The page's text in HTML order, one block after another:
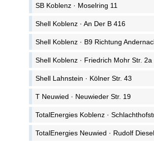
SB Koblenz · Moselring 11
Shell Koblenz · An Der B 416
Shell Koblenz · B9 Richtung
Shell Koblenz · Friedrich Mohr Str. 2a
Shell Lahnstein · Kölner Str. 43
T Neuwied · Neuwieder Str. 19
TotalEnergies Koblenz ·
TotalEnergies Neuwied · Rudolf